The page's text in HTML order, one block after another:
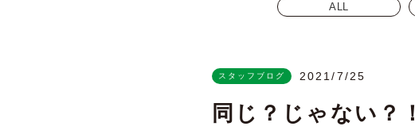
ALL
スタッフブログ 2021/7/25
同じ？じゃない？！